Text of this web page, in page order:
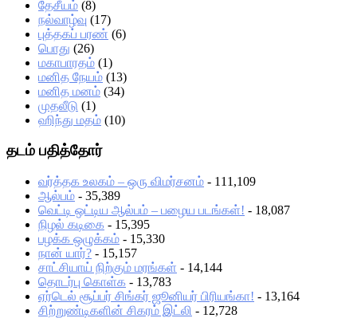
தேசீயம் (8)
நல்வாழ்வு (17)
புத்தகப் பரண் (6)
பொது (26)
மகாபாரதம் (1)
மனித நேயம் (13)
மனித மனம் (34)
முதலீடு (1)
ஹிந்து மதம் (10)
தடம் பதித்தோர்
வர்த்தக உலகம் – ஒரு விமர்சனம் - 111,109
ஆல்பம் - 35,389
வெட்டி ஒட்டிய ஆல்பம் – பழைய படங்கள்! - 18,087
நிழல் கடிகை - 15,395
பழக்க ஒழுக்கம் - 15,330
நான் யார்? - 15,157
சாட்சியாய் நிற்கும் மரங்கள் - 14,144
தொடர்பு கொள்க - 13,783
ஏர்டெல் சூப்பர் சிங்கர் ஜூனியர் பிரியங்கா! - 13,164
சிற்றுண்டிகளின் சிகரம் இட்லி - 12,728